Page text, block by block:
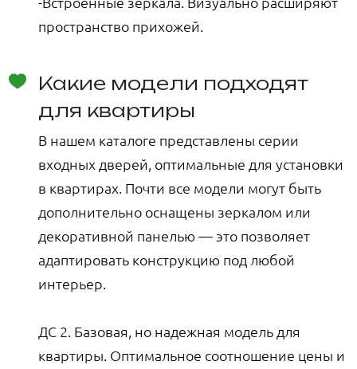
пространство прихожей.
Какие модели подходят
для квартиры
В нашем каталоге представлены серии
входных дверей, оптимальные для установки
в квартирах. Почти все модели могут быть
дополнительно оснащены зеркалом или
декоративной панелью — это позволяет
адаптировать конструкцию под любой
интерьер.
ДС 2. Базовая, но надежная модель для
квартиры. Оптимальное соотношение цены и